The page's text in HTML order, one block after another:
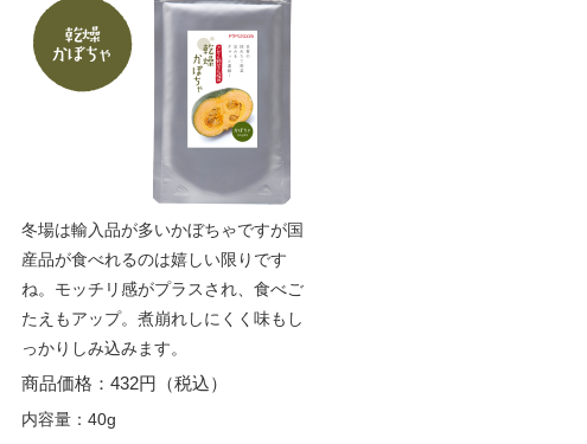
冬場は輸入品が多いかぼちゃですが国
産品が食べれるのは嬉しい限りです
ね。モッチリ感がプラスされ、食べご
たえもアップ。煮崩れしにくく味もし
っかりしみ込みます。
商品価格：432円（税込）
内容量：40g